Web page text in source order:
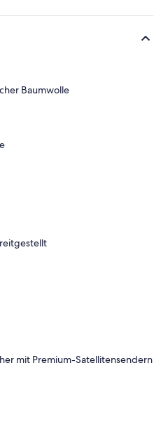
Baumwolle
mit Premium-Satellitensendern